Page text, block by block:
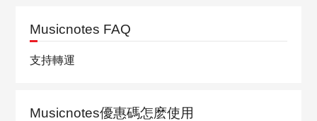
Musicnotes FAQ
支持轉運
Musicnotes優惠碼怎麽使用